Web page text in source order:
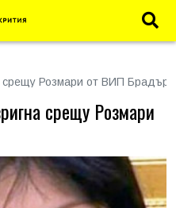
Розмари от ВИП Брадър
срещу Розмари